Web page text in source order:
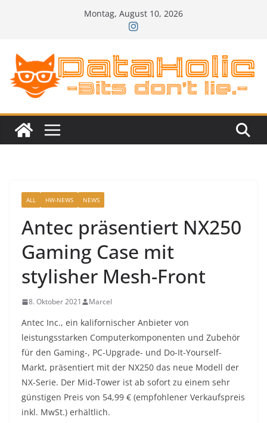
Montag, August 10, 2026
ALL HW-NEWS NEWS
Antec präsentiert NX250
Gaming Case mit
stylisher Mesh-Front
8. Oktober 2021 Marcel
Antec Inc., ein kalifornischer Anbieter von
leistungsstarken Computerkomponenten und Zubehör
für den Gaming-, PC-Upgrade- und Do-It-Yourself-
Markt, präsentiert mit der NX250 das neue Modell der
NX-Serie. Der Mid-Tower ist ab sofort zu einem sehr
günstigen Preis von 54,99 € (empfohlener Verkaufspreis
inkl. MwSt.) erhältlich.